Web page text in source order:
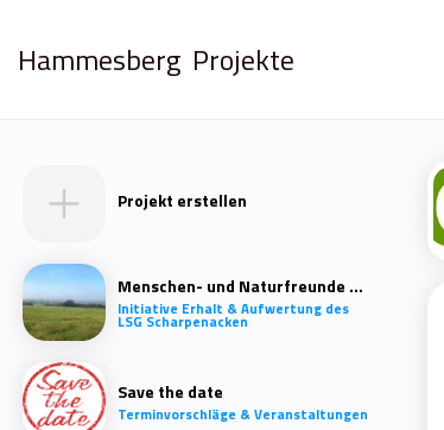
Hammesberg Projekte
Projekt erstellen
Menschen- und Naturfreunde Scharpenacken
Initiative Erhalt & Aufwertung des
LSG Scharpenacken
Save the date
Terminvorschläge & Veranstaltungen